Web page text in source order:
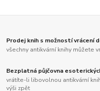
Prodej knih s možností vrácení
všechny antikvární knihy můžete
Bezplatná půjčovna
vrátíte-li libovolnou antikvární
výši zpět